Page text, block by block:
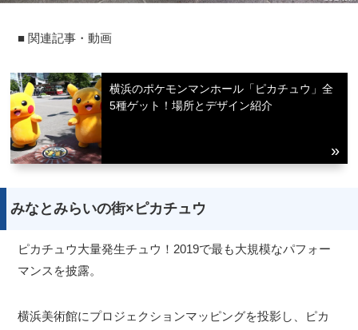
■ 関連記事・動画
横浜のポケモンマンホール「ピカチュウ」全
5種ゲット！場所とデザイン紹介
みなとみらいの街×ピカチュウ
ピカチュウ大量発生チュウ！2019で最も大規模なパフォー
マンスを披露。
横浜美術館にプロジェクションマッピングを投影し、ピカ